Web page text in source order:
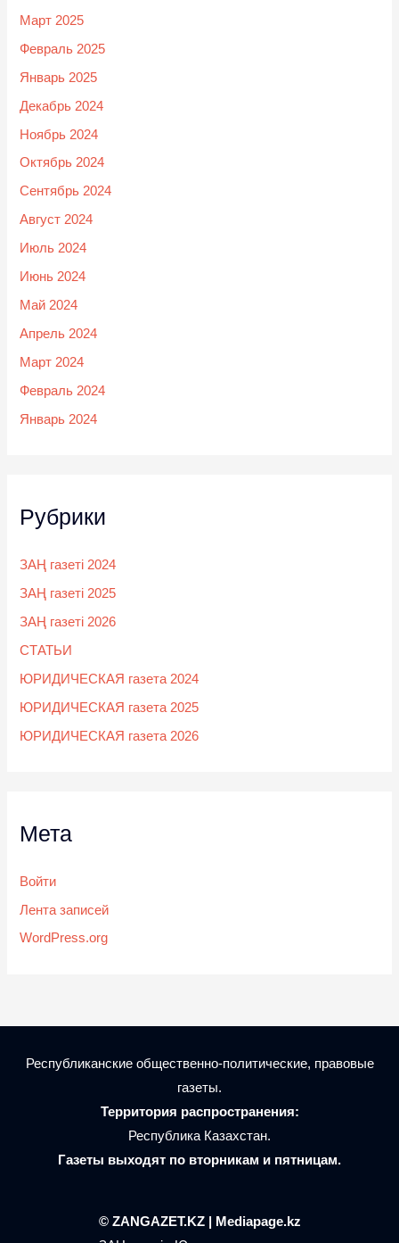
Март 2025
Февраль 2025
Январь 2025
Декабрь 2024
Ноябрь 2024
Октябрь 2024
Сентябрь 2024
Август 2024
Июль 2024
Июнь 2024
Май 2024
Апрель 2024
Март 2024
Февраль 2024
Январь 2024
Рубрики
ЗАҢ газеті 2024
ЗАҢ газеті 2025
ЗАҢ газеті 2026
СТАТЬИ
ЮРИДИЧЕСКАЯ газета 2024
ЮРИДИЧЕСКАЯ газета 2025
ЮРИДИЧЕСКАЯ газета 2026
Мета
Войти
Лента записей
WordPress.org
Республиканские общественно-политические, правовые
газеты.
Территория распространения:
Республика Казахстан.
Газеты выходят по вторникам и пятницам.
© ZANGAZET.KZ | Mediapage.kz